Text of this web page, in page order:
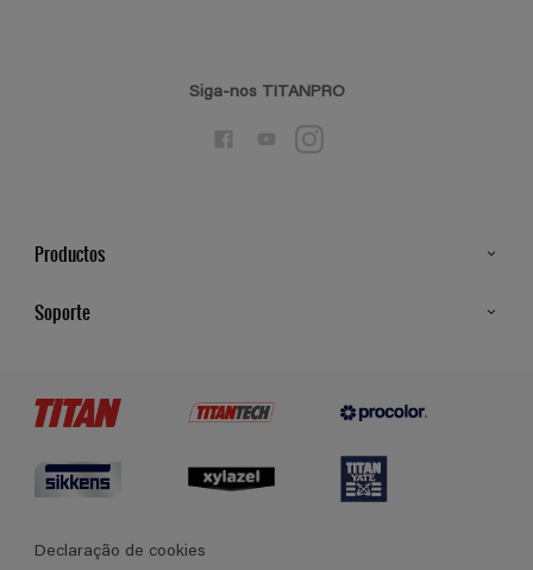
Siga-nos TITANPRO
Productos
Soporte
Termos e Condições Gerais de Venda
Declaração de cookies